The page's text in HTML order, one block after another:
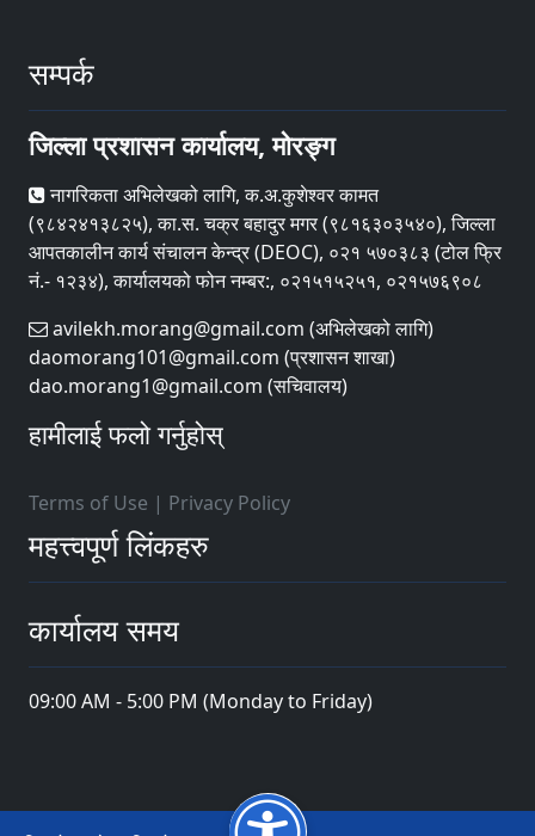
सम्पर्क
जिल्ला प्रशासन कार्यालय, मोरङ्ग
नागरिकता अभिलेखको लागि, क.अ.कुशेश्वर कामत
(९८४२४१३८२५), का.स. चक्र बहादुर मगर (९८१६३०३५४०), जिल्ला
आपतकालीन कार्य संचालन केन्द्र (DEOC), ०२१ ५७०३८३ (टोल फ्रि
नं.- १२३४), कार्यालयको फोन नम्बर:, ०२१५१५२५१, ०२१५७६९०८
avilekh.morang@gmail.com (अभिलेखको लागि)
daomorang101@gmail.com (प्रशासन शाखा)
dao.morang1@gmail.com (सचिवालय)
हामीलाई फलो गर्नुहोस्
Terms of Use | Privacy Policy
महत्त्वपूर्ण लिंकहरु
कार्यालय समय
09:00 AM - 5:00 PM (Monday to Friday)